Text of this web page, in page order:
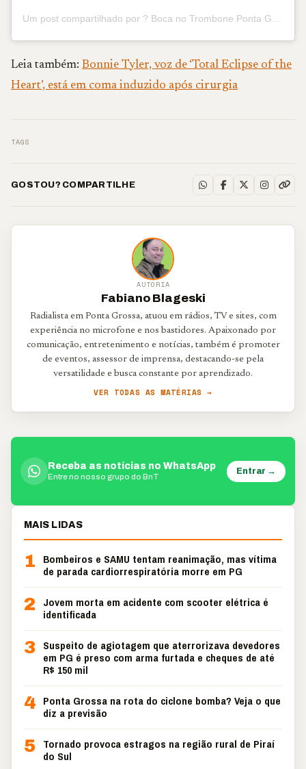
Leia também: Bonnie Tyler, voz de ‘Total Eclipse of the
Heart’, está em coma induzido após cirurgia
TAGS
GOSTOU? COMPARTILHE
AUTORIA
Fabiano Blageski
Radialista em Ponta Grossa, atuou em rádios, TV e sites, com
experiência no microfone e nos bastidores. Apaixonado por
comunicação, entretenimento e notícias, também é promoter
de eventos, assessor de imprensa, destacando-se pela
versatilidade e busca constante por aprendizado.
VER TODAS AS MATÉRIAS →
Receba as notícias no WhatsApp
Entre no nosso grupo do BnT
Entrar →
MAIS LIDAS
1
Bombeiros e SAMU tentam reanimação, mas vítima
de parada cardiorrespiratória morre em PG
2
Jovem morta em acidente com scooter elétrica é
identificada
3 Suspeito de agiotagem que aterrorizava devedores
em PG é preso com arma furtada e cheques de até
R$ 150 mil
4 Ponta Grossa na rota do ciclone bomba? Veja o que
diz a previsão
5 Tornado provoca estragos na região rural de Piraí
do Sul